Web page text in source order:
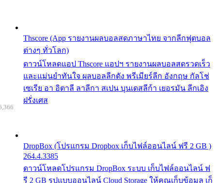
Thscore (App รายงานผลบอลสดภาษาไทย จากลีกฟุตบอล
ต่างๆ ทั่วโลก)
ดาวน์โหลดแอป Thscore แอปฯ รายงานผลบอลสดรวดเร็ว
และแม่นยำทันใจ ผลบอลลีกดัง พรีเมียร์ลีก อังกฤษ กัลโช่
เซเรีย อา อิตาลี ลาลีกา สเปน บุนเดสลีก้า เยอรมัน ลีกเอิง
ฝรั่งเศส
DropBox (โปรแกรม Dropbox เก็บไฟล์ออนไลน์ ฟรี 2 GB )
264.4.3385
ดาวน์โหลดโปรแกรม DropBox ระบบ เก็บไฟล์ออนไลน์ ฟ
รี 2 GB รูปแบบออนไลน์ Cloud Storage ให้คุณเก็บข้อมูล เก็